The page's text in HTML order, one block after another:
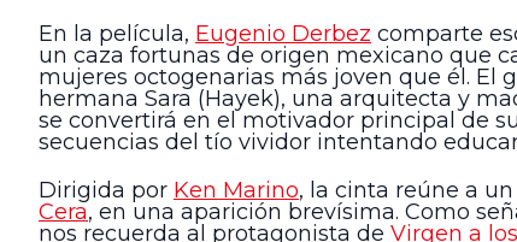
En la película, Eugenio Derbez comparte
un caza fortunas de origen mexicano que
mujeres octogenarias más joven que él. El
hermana Sara (Hayek), una arquitecta y
se convertirá en el motivador principal de
secuencias del tío vividor intentando
Dirigida por Ken Marino, la cinta reúne a
Cera, en una aparición brevísima. Como
nos recuerda al protagonista de Virgen a